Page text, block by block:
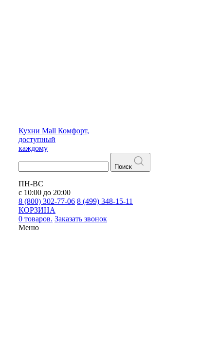
Кухни Mall Комфорт,
доступный
каждому
Поиск
ПН-ВС
с 10:00 до 20:00
8 (800) 302-77-06 8 (499) 348-15-11
КОРЗИНА
0 товаров. Заказать звонок
Меню